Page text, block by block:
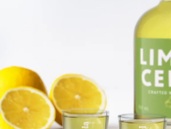
Nos cadeaux sont appréciés. Les
une note de 4,9 sur Google Reviews
pays où nous sommes présents).
Carte de vœux gratuite
Créez quelque chose d’unique en
son prénom, votre photo ou un
Sans complications, juste tout